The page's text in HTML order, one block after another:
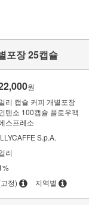
포장 25캡슐
원
리 캡슐 커피 개별포장
텐소 100캡슐 플로우팩
스프레소
S.p.A.
리
정) 지역별